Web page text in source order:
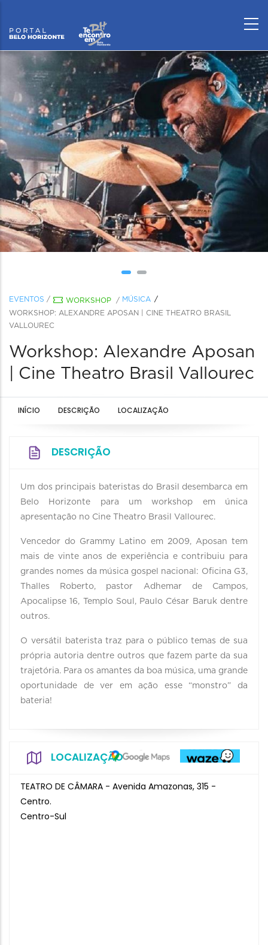
EVENTOS / WORKSHOP / MÚSICA
WORKSHOP: ALEXANDRE APOSAN | CINE THEATRO BRASIL
VALLOUREC
Workshop: Alexandre Aposan
| Cine Theatro Brasil Vallourec
INÍCIO DESCRIÇÃO LOCALIZAÇÃO
DESCRIÇÃO
Um dos principais bateristas do Brasil desembarca em
Belo Horizonte para um workshop em única
apresentação no Cine Theatro Brasil Vallourec.
Vencedor do Grammy Latino em 2009, Aposan tem
mais de vinte anos de experiência e contribuiu para
grandes nomes da música gospel nacional: Oficina G3,
Thalles Roberto, pastor Adhemar de Campos,
Apocalipse 16, Templo Soul, Paulo César Baruk dentre
outros.
O versátil baterista traz para o público temas de sua
própria autoria dentre outros que fazem parte da sua
trajetória. Para os amantes da boa música, uma grande
oportunidade de ver em ação esse “monstro” da
bateria!
LOCALIZAÇÃO
TEATRO DE CÂMARA - Avenida Amazonas, 315 -
Centro.
Centro-Sul